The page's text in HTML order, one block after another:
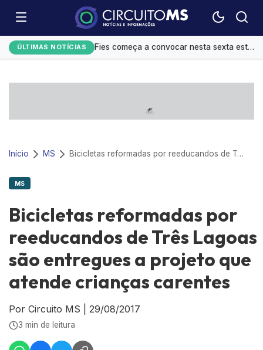
ÚLTIMAS NOTÍCIAS Fies começa a convocar nesta sexta estudantes em lista de espera
Mato Grosso do Sul amplia ações de alfabetização infantil
Início MS Bicicletas reformadas por reeducandos de Três Lagoas são entregues a projeto que atende crianças carentes
MS
Bicicletas reformadas por
reeducandos de Três Lagoas
são entregues a projeto que
atende crianças carentes
Por Circuito MS 29/08/2017
3 min de leitura